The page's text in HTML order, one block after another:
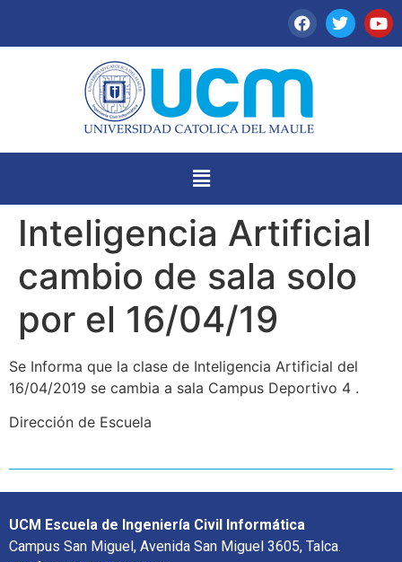
Inteligencia Artificial
cambio de sala solo
por el 16/04/19
Se Informa que la clase de Inteligencia Artificial del
16/04/2019 se cambia a sala Campus Deportivo 4 .
Dirección de Escuela
UCM Escuela de Ingeniería Civil Informática
Campus San Miguel, Avenida San Miguel 3605, Talca.